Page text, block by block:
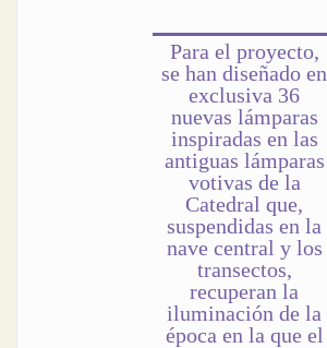
Para el proyecto,
se han diseñado en
exclusiva 36
nuevas lámparas
inspiradas en las
antiguas lámparas
votivas de la
Catedral que,
suspendidas en la
nave central y los
transectos,
recuperan la
iluminación de la
época en la que el